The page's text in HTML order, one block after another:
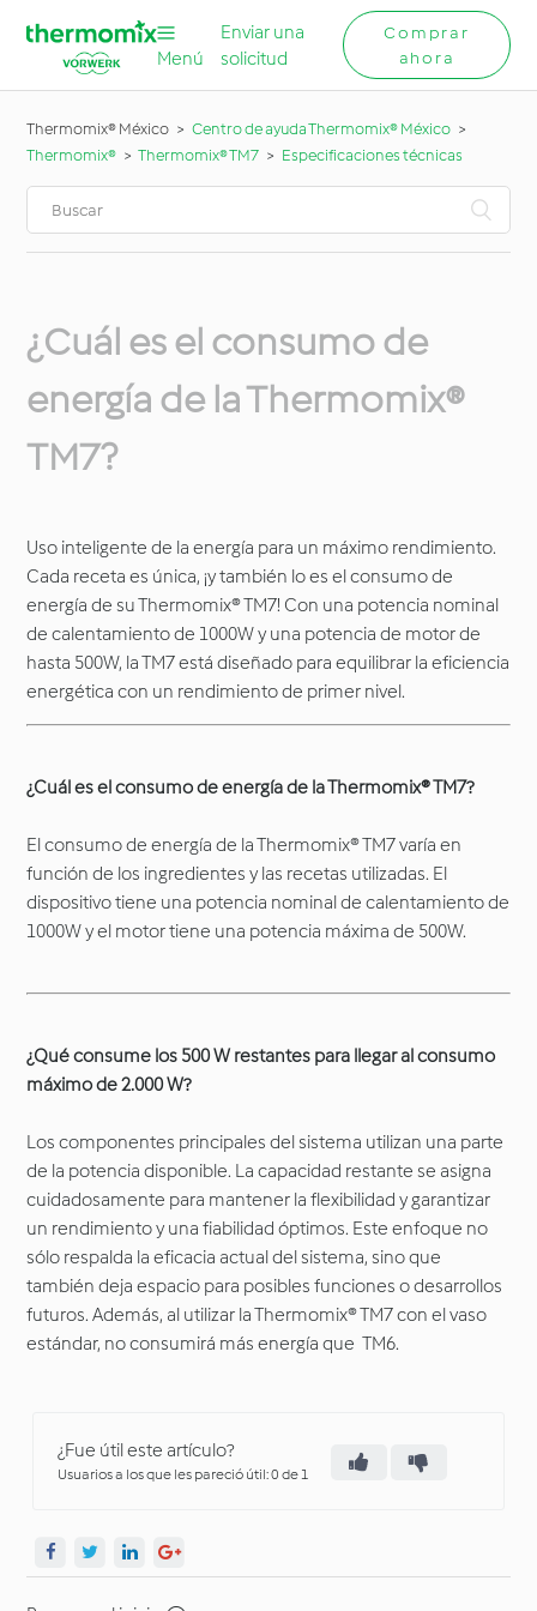
Menú
Enviar una
solicitud
Comprar
ahora
Thermomix® México
Centro de ayuda Thermomix® México
Thermomix®
Thermomix® TM7 Especificaciones técnicas
¿Cuál es el consumo de
energía de la Thermomix®
TM7?
Uso inteligente de la energía para un máximo rendimiento.
Cada receta es única, ¡y también lo es el consumo de
energía de su Thermomix® TM7! Con una potencia nominal
de calentamiento de 1000W y una potencia de motor de
hasta 500W, la TM7 está diseñado para equilibrar la eficiencia
energética con un rendimiento de primer nivel.
¿Cuál es el consumo de energía de la Thermomix® TM7?
El consumo de energía de la Thermomix® TM7 varía en
función de los ingredientes y las recetas utilizadas. El
dispositivo tiene una potencia nominal de calentamiento de
1000W y el motor tiene una potencia máxima de 500W.
¿Qué consume los 500 W restantes para llegar al consumo
máximo de 2.000 W?
Los componentes principales del sistema utilizan una parte
de la potencia disponible. La capacidad restante se asigna
cuidadosamente para mantener la flexibilidad y garantizar
un rendimiento y una fiabilidad óptimos. Este enfoque no
sólo respalda la eficacia actual del sistema, sino que
también deja espacio para posibles funciones o desarrollos
futuros. Además, al utilizar la Thermomix® TM7 con el vaso
estándar, no consumirá más energía que TM6.
¿Fue útil este artículo?
Usuarios a los que les pareció útil: 0 de 1